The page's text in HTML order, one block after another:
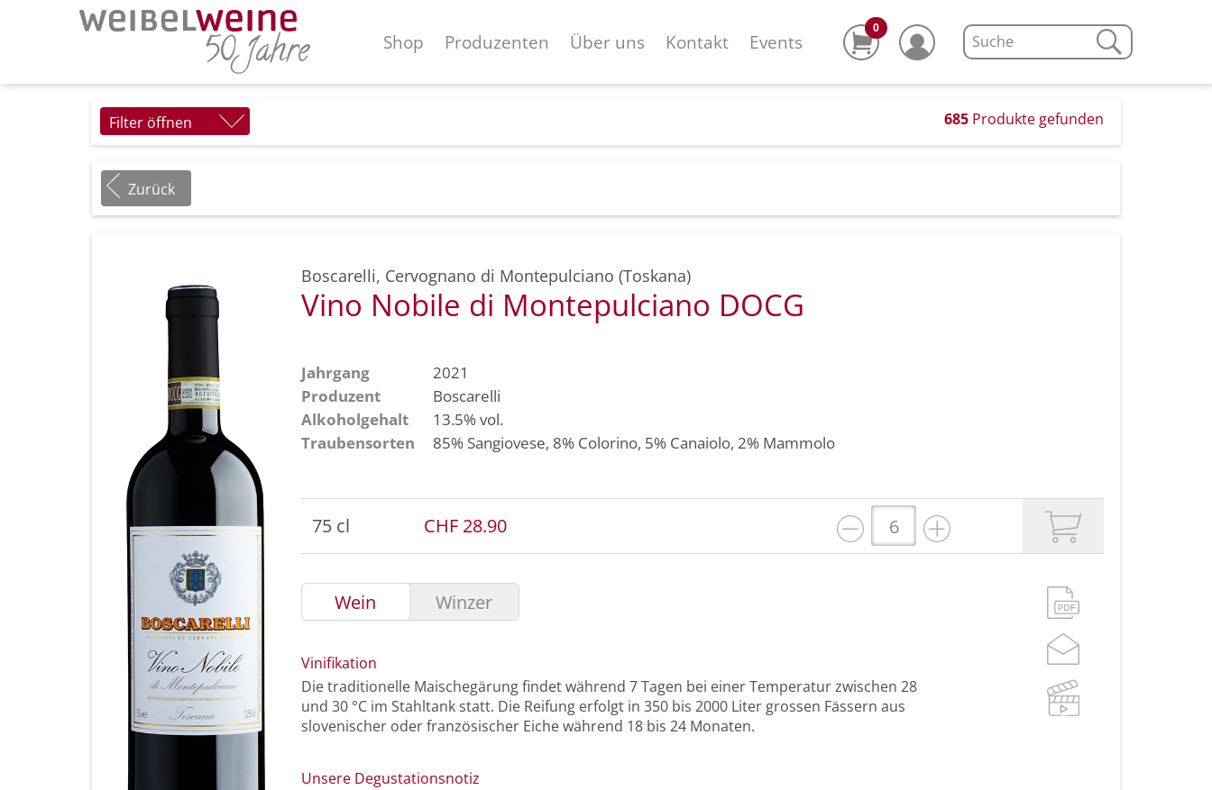
Shop Produzenten Über uns Kontakt Events
0
Filter öffnen 685 Produkte gefunden
Zurück
Boscarelli, Cervognano di Montepulciano (Toskana)
Vino Nobile di Montepulciano DOCG
Jahrgang
2021
Produzent
Boscarelli
Alkoholgehalt
13.5% vol.
Traubensorten
85% Sangiovese, 8% Colorino, 5% Canaiolo, 2% Mammolo
75 cl CHF 28.90
Wein Winzer
Vinifikation
Die traditionelle Maischegärung findet während 7 Tagen bei einer Temperatur zwischen 28
und 30 °C im Stahltank statt. Die Reifung erfolgt in 350 bis 2000 Liter grossen Fässern aus
slovenischer oder französischer Eiche während 18 bis 24 Monaten.
Unsere Degustationsnotiz